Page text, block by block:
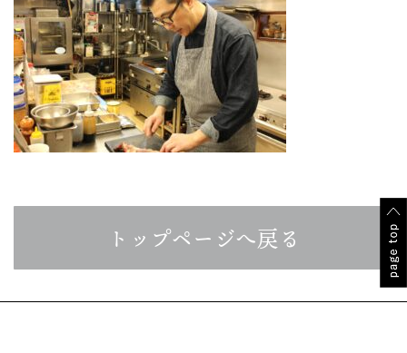
トップページへ戻る